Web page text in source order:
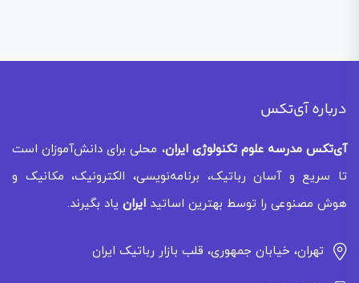
درباره آی‌تکس
آی‌تکس مدرسه علوم تکنولوژی ایران، محلی برای دانش‌آموزان است
تا سریع و آسان رباتیک، برنامه‌نویسی، الکترونیک، مکانیک و
هوش مصنوعی را توسط بهترین اساتید ایران یاد بگیرند.
تهران، خیابان جمهوری، قلب بازار رباتیک ایران